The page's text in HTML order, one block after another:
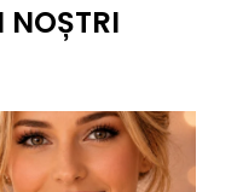
NOȘTRI